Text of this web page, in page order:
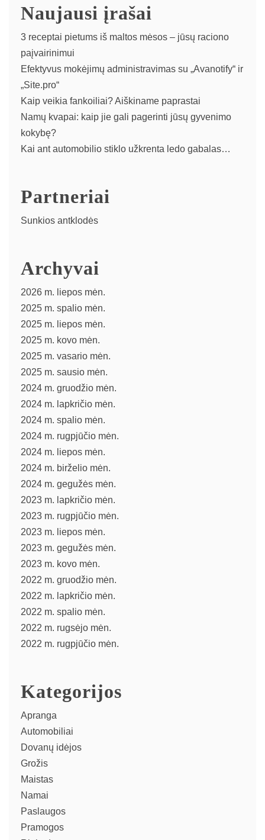
Naujausi įrašai
3 receptai pietums iš maltos mėsos – jūsų raciono
paįvairinimui
Efektyvus mokėjimų administravimas su „Avanotify“ ir
„Site.pro“
Kaip veikia fankoiliai? Aiškiname paprastai
Namų kvapai: kaip jie gali pagerinti jūsų gyvenimo
kokybę?
Kai ant automobilio stiklo užkrenta ledo gabalas…
Partneriai
Sunkios antklodės
Archyvai
2026 m. liepos mėn.
2025 m. spalio mėn.
2025 m. liepos mėn.
2025 m. kovo mėn.
2025 m. vasario mėn.
2025 m. sausio mėn.
2024 m. gruodžio mėn.
2024 m. lapkričio mėn.
2024 m. spalio mėn.
2024 m. rugpjūčio mėn.
2024 m. liepos mėn.
2024 m. birželio mėn.
2024 m. gegužės mėn.
2023 m. lapkričio mėn.
2023 m. rugpjūčio mėn.
2023 m. liepos mėn.
2023 m. gegužės mėn.
2023 m. kovo mėn.
2022 m. gruodžio mėn.
2022 m. lapkričio mėn.
2022 m. spalio mėn.
2022 m. rugsėjo mėn.
2022 m. rugpjūčio mėn.
Kategorijos
Apranga
Automobiliai
Dovanų idėjos
Grožis
Maistas
Namai
Paslaugos
Pramogos